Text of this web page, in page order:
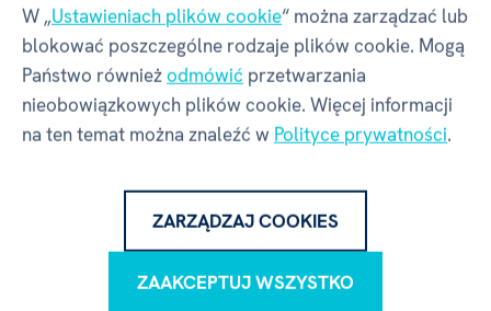
Magdalena W.
17. 12. 2024
Zakup potwierdzony
Polecam, wszystkie serie "Czytaj z Albikiem" są
super opracowane i ciekawe zarówno dla dzieci
jak i dorosłych.
W „Ustawieniach plików cookie“ można zarządzać lub
blokować poszczególne rodzaje plików cookie. Mogą
Państwo równieżodmówić przetwarzania
nieobowiązkowych plików cookie. Więcej informacji
na ten temat można znaleźć w Polityce prywatności.
ZARZĄDZAJ COOKIES
ZAAKCEPTUJ WSZYSTKO